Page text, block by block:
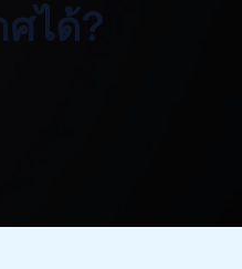
ได้?